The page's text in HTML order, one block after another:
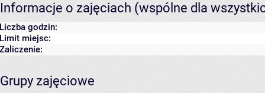
Informacje o zajęciach (wspólne dla
Liczba godzin:
Limit miejsc:
Zaliczenie:
Grupy zajęciowe